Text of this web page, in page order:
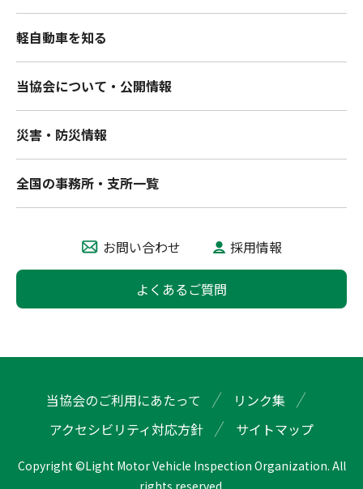
軽自動車を知る
当協会について・公開情報
災害・防災情報
全国の事務所・支所一覧
お問い合わせ 採用情報
よくあるご質問
当協会のご利用にあたって
リンク集
アクセシビリティ対応方針
サイトマップ
Copyright ©Light Motor Vehicle Inspection Organization. All
rights reserved.